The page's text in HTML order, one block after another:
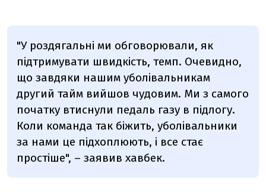
"У роздягальні ми обговорювали, як
підтримувати швидкість, темп. Очевидно,
що завдяки нашим уболівальникам
другий тайм вийшов чудовим. Ми з самого
початку втиснули педаль газу в підлогу.
Коли команда так біжить, уболівальники
за нами це підхоплюють, і все стає
простіше", – заявив хавбек.